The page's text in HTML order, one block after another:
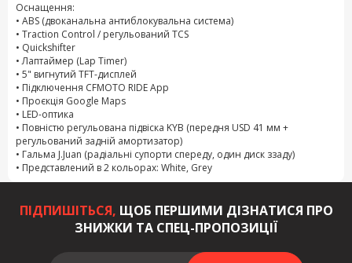
Оснащення:
• ABS (двоканальна антиблокувальна система)
• Traction Control / регульований TCS
• Quickshifter
• Лаптаймер (Lap Timer)
• 5" вигнутий TFT-дисплей
• Підключення CFMOTO RIDE App
• Проєкція Google Maps
• LED-оптика
• Повністю регульована підвіска KYB (передня USD 41 мм +
регульований задній амортизатор)
• Гальма J.Juan (радіальні супорти спереду, один диск ззаду)
• Представлений в 2 кольорах: White, Grey
ПІДПИШІТЬСЯ, ЩОБ ПЕРШИМИ ДІЗНАТИСЯ ПРО
ЗНИЖКИ ТА СПЕЦ-ПРОПОЗИЦІЇ